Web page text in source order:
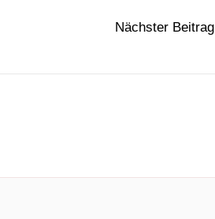
Nächster Beitrag